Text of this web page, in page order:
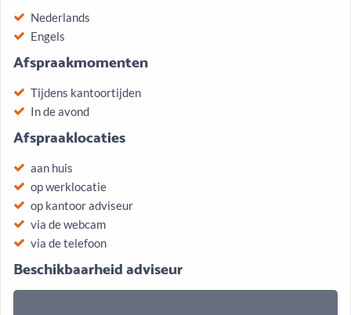
Nederlands
Engels
Afspraakmomenten
Tijdens kantoortijden
In de avond
Afspraaklocaties
aan huis
op werklocatie
op kantoor adviseur
via de webcam
via de telefoon
Beschikbaarheid adviseur